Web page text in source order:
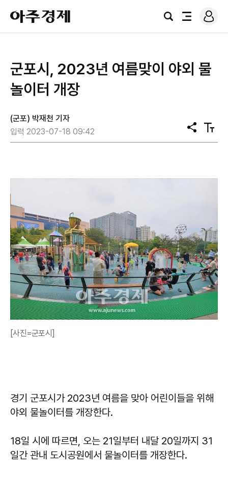
아
주
경
검
전
로
그
군포시, 2023년 여름맞이 야외 물
놀이터 개장
(군포) 박재천 기자
입력 2023-07-18 09:42
공
유
텍
스
[사진=군포시]
경기 군포시가 2023년 여름을 맞아 어린이들을 위해
야외 물놀이터를 개장한다.
18일 시에 따르면, 오는 21일부터 내달 20일까지 31
일간 관내 도시공원에서 물놀이터를 개장한다.